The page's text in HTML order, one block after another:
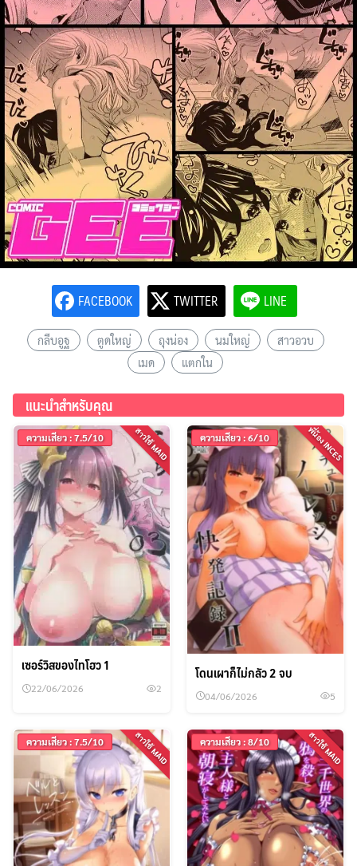
FACEBOOK TWITTER LINE
กลีบอูฐ ตูดใหญ่ ถุงน่อง นมใหญ่
สาวอวบ
เมด
แตกใน
แนะนำสำหรับคุณ
สาวใช้ MAID
ความเสียว : 7.5/10
เซอร์วิสของไทโฮว 1
22/06/2026 2
พี่น้อง INCES
ความเสียว : 6/10
โดนเผาก็ไม่กลัว 2 จบ
04/06/2026 5
สาวใช้ MAID
ความเสียว : 7.5/10 สาวใช้ MAID
ความเสียว : 8/10